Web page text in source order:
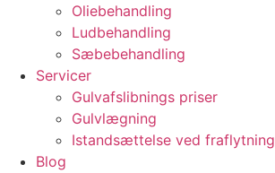
Oliebehandling
Ludbehandling
Sæbebehandling
Servicer
Gulvafslibnings priser
Gulvlægning
Istandsættelse ved fraflytning
Blog